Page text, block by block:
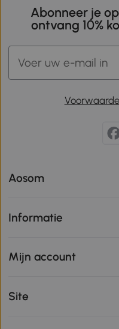
Abonneer je
ontvang 10%
Aosom
Informatie
Mijn account
Site